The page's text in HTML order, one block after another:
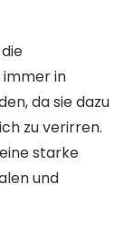
in
da sie dazu
zu verirren.
starke
und